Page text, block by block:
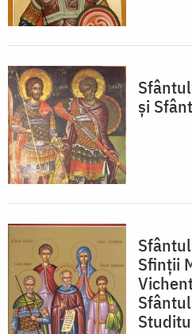
și
Sfinții